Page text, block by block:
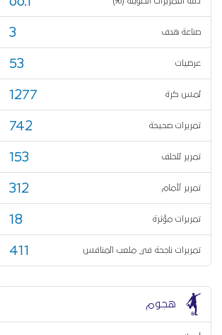
صناعة هدف 3
عرضيات 53
لمس كرة 1277
تمريرات صحيحة 742
تمرير للخلف 153
تمرير لأمام 312
تمريرات مؤثرة 18
تمريرات ناجحة في ملعب المنافس 411
هجوم